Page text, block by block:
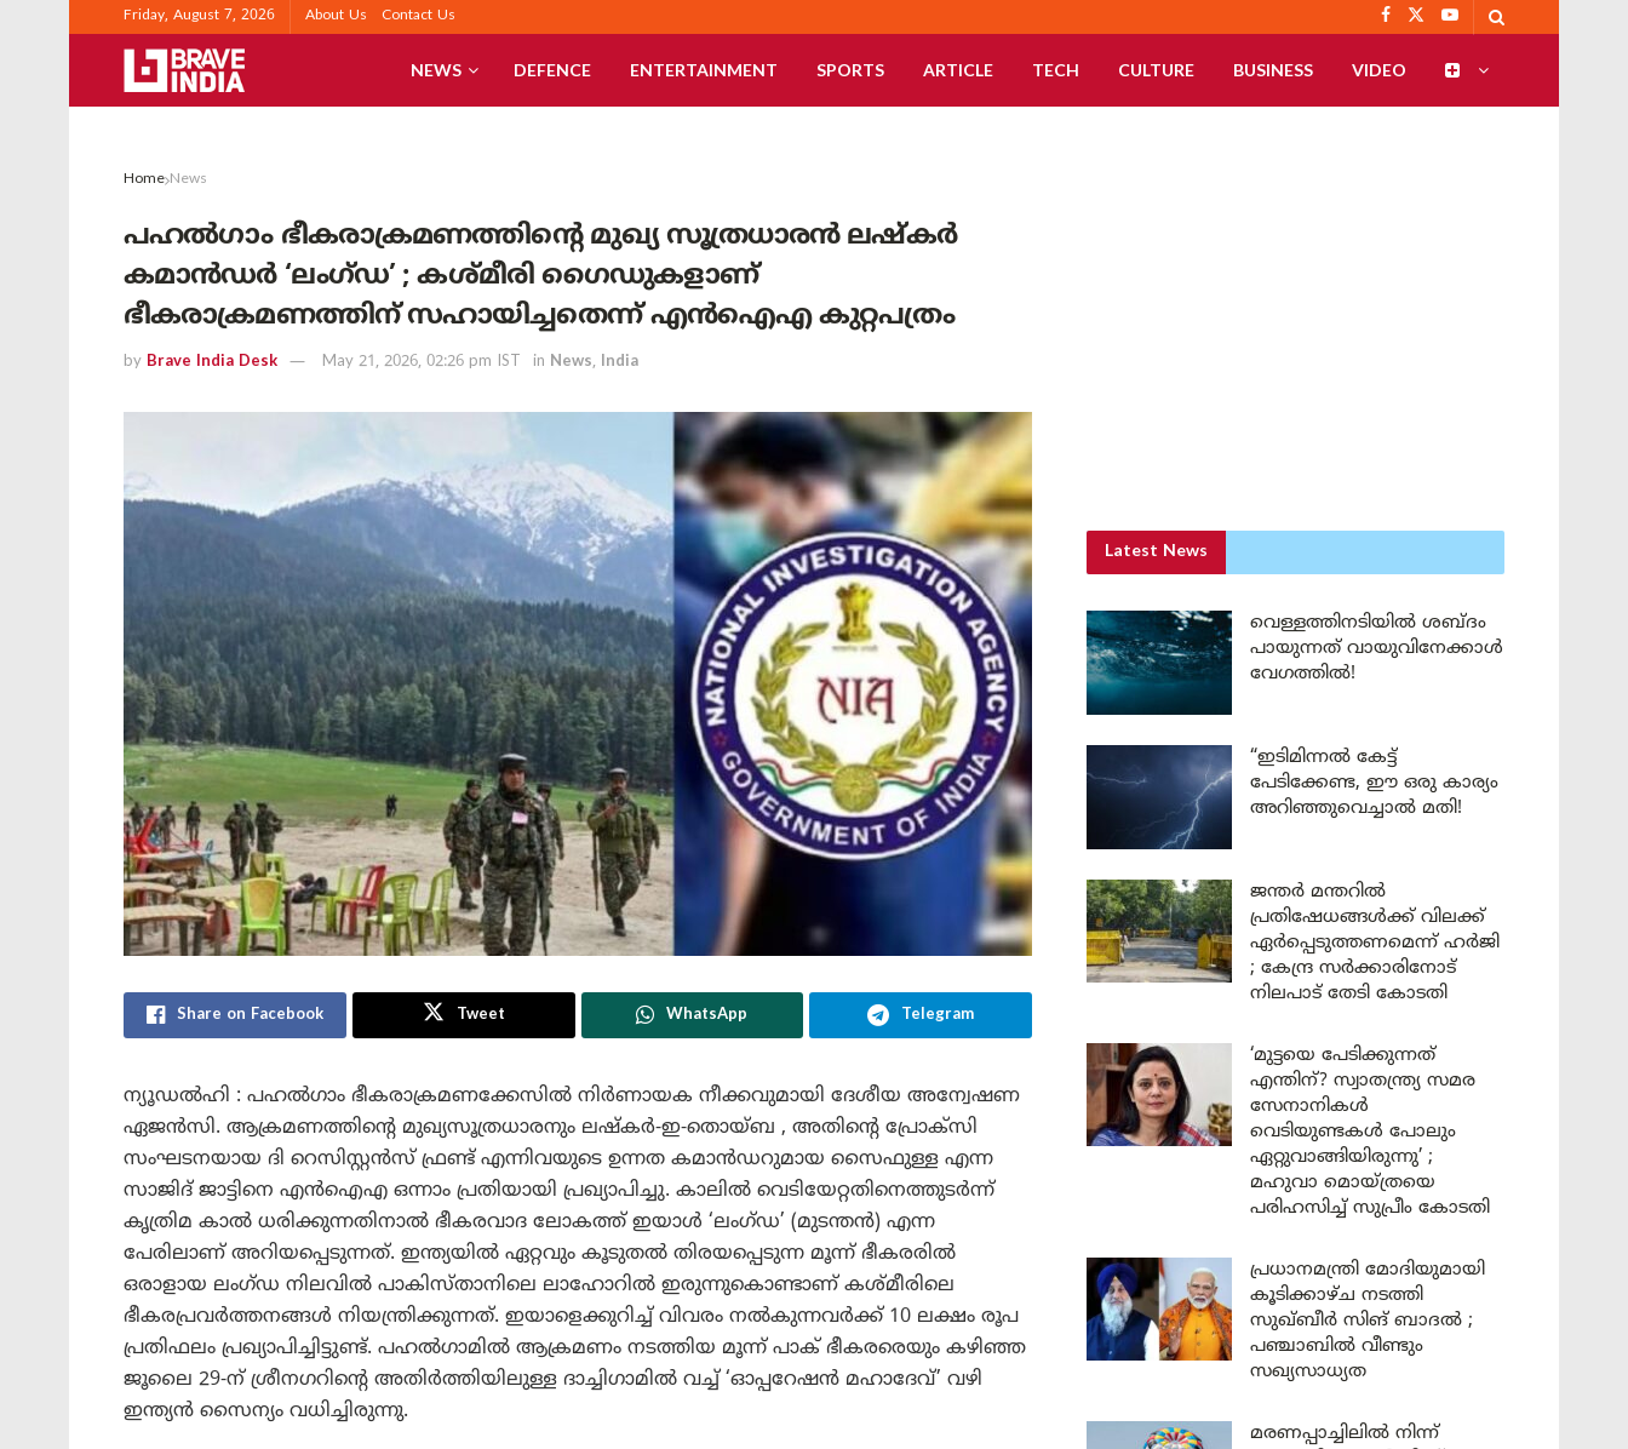
Friday, August 7, 2026 About Us Contact Us
NEWS DEFENCE ENTERTAINMENT SPORTS ARTICLE TECH CULTURE BUSINESS VIDEO
Home News
പഹൽഗാം ഭീകരാക്രമണത്തിന്റെ മുഖ്യ സൂത്രധാരൻ ലഷ്കർ
കമാൻഡർ ‘ലംഗ്ഡ’ ; കശ്മീരി ഗൈഡുകളാണ്
ഭീകരാക്രമണത്തിന് സഹായിച്ചതെന്ന് എൻഐഎ കുറ്റപത്രം
by Brave India Desk May 21, 2026, 02:26 pm IST in News, India
Share on Facebook Tweet WhatsApp Telegram
ന്യൂഡൽഹി : പഹൽഗാം ഭീകരാക്രമണക്കേസിൽ നിർണായക നീക്കവുമായി ദേശീയ അന്വേഷണ
ഏജൻസി. ആക്രമണത്തിന്റെ മുഖ്യസൂത്രധാരനും ലഷ്കർ-ഇ-തൊയ്ബ , അതിന്റെ പ്രോക്സി
സംഘടനയായ ദി റെസിസ്റ്റൻസ് ഫ്രണ്ട് എന്നിവയുടെ ഉന്നത കമാൻഡറുമായ സൈഫുള്ള എന്ന
സാജിദ് ജാട്ടിനെ എൻഐഎ ഒന്നാം പ്രതിയായി പ്രഖ്യാപിച്ചു. കാലിൽ വെടിയേറ്റതിനെത്തുടർന്ന്
കൃത്രിമ കാൽ ധരിക്കുന്നതിനാൽ ഭീകരവാദ ലോകത്ത് ഇയാൾ ‘ലംഗ്ഡ’ (മുടന്തൻ) എന്ന
പേരിലാണ് അറിയപ്പെടുന്നത്. ഇന്ത്യയിൽ ഏറ്റവും കൂടുതൽ തിരയപ്പെടുന്ന മൂന്ന് ഭീകരരിൽ
ഒരാളായ ലംഗ്ഡ നിലവിൽ പാകിസ്താനിലെ ലാഹോറിൽ ഇരുന്നുകൊണ്ടാണ് കശ്മീരിലെ
ഭീകരപ്രവർത്തനങ്ങൾ നിയന്ത്രിക്കുന്നത്. ഇയാളെക്കുറിച്ച് വിവരം നൽകുന്നവർക്ക് 10 ലക്ഷം രൂപ
പ്രതിഫലം പ്രഖ്യാപിച്ചിട്ടുണ്ട്. പഹൽഗാമിൽ ആക്രമണം നടത്തിയ മൂന്ന് പാക് ഭീകരരെയും കഴിഞ്ഞ
ജൂലൈ 29-ന് ശ്രീനഗറിന്റെ അതിർത്തിയിലുള്ള ദാച്ചിഗാമിൽ വച്ച് ‘ഓപ്പറേഷൻ മഹാദേവ്’ വഴി
ഇന്ത്യൻ സൈന്യം വധിച്ചിരുന്നു.
Latest News
വെള്ളത്തിനടിയിൽ ശബ്ദം
പായുന്നത് വായുവിനേക്കാൾ
വേഗത്തിൽ!
“ഇടിമിന്നൽ കേട്ട്
പേടിക്കേണ്ട, ഈ ഒരു കാര്യം
അറിഞ്ഞുവെച്ചാൽ മതി!
ജന്തർ മന്തറിൽ
പ്രതിഷേധങ്ങൾക്ക് വിലക്ക്
ഏർപ്പെടുത്തണമെന്ന് ഹർജി
; കേന്ദ്ര സർക്കാരിനോട്
നിലപാട് തേടി കോടതി
‘മുട്ടയെ പേടിക്കുന്നത്
എന്തിന്? സ്വാതന്ത്ര്യ സമര
സേനാനികൾ
വെടിയുണ്ടകൾ പോലും
ഏറ്റുവാങ്ങിയിരുന്നു’ ;
മഹുവാ മൊയ്ത്രയെ
പരിഹസിച്ച് സുപ്രീം കോടതി
പ്രധാനമന്ത്രി മോദിയുമായി
കൂടിക്കാഴ്ച നടത്തി
സുഖ്ബീർ സിങ് ബാദൽ ;
പഞ്ചാബിൽ വീണ്ടും
സഖ്യസാധ്യത
മരണപ്പാച്ചിലിൽ നിന്ന്